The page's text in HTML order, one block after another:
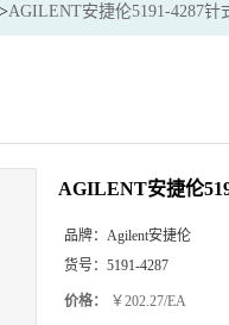
>AGILENT安捷伦5191-4287针
AGILENT安捷伦
品牌： Agilent安捷伦
货号： 5191-4287
价格： ￥202.27/EA